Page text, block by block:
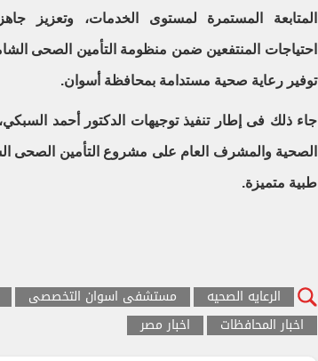
المتابعة المستمرة لمستوى الخدمات، وتعزيز
احتياجات المنتفعين ضمن منظومة التأمين الصحى
توفير رعاية صحية مستدامة بمحافظة أسوان.
جاء ذلك فى إطار تنفيذ توجيهات الدكتور أحمد السبكي،
الصحية والمشرف العام على مشروع التأمين الصحى
طبية متميزة.
الرعايه الصحيه مستشفى اسوان التخصصى
اخبار المحافظات
اخبار مصر